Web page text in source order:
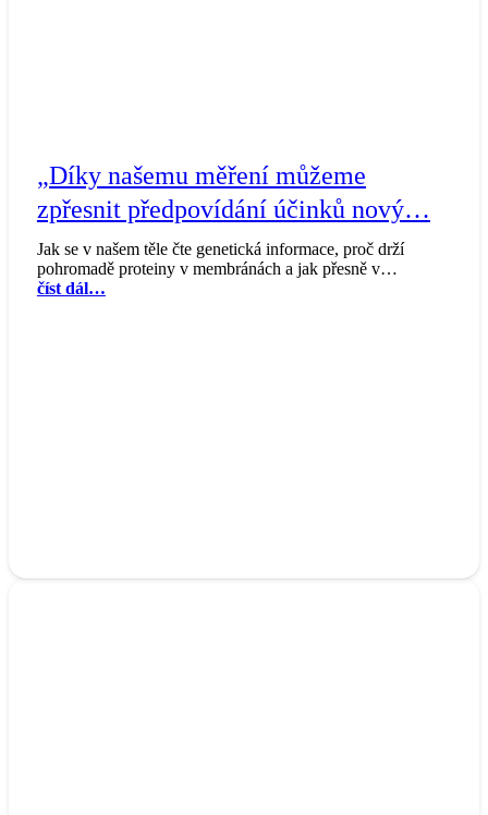
„Díky našemu měření můžeme
zpřesnit předpovídání účinků nový…
Jak se v našem těle čte genetická informace, proč drží
pohromadě proteiny v membránách a jak přesně v…
číst dál…